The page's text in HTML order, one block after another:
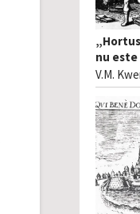
nu
V.M.